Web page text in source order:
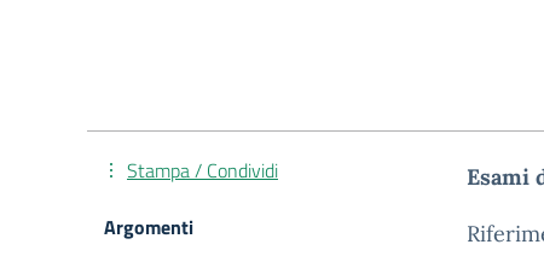
Esami
Stampa / Condividi
Argomenti